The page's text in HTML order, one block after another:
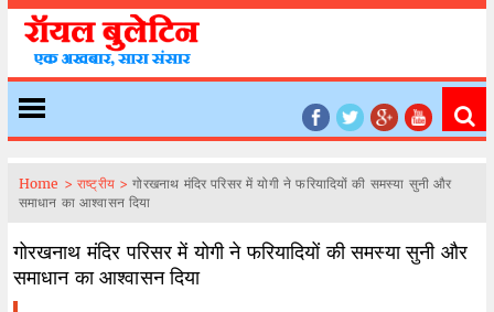
Home > राष्ट्रीय >गोरखनाथ मंदिर परिसर में योगी ने फरियादियों की समस्या सुनी और
समाधान का आश्वासन दिया
गोरखनाथ मंदिर परिसर में योगी ने फरियादियों की समस्या सुनी और
समाधान का आश्वासन दिया